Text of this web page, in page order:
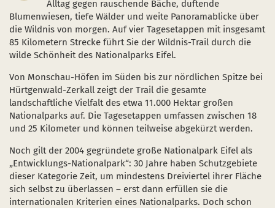
Naturentwicklung
Absterbende Fichten machen Platz für heimische
Der Wolf kehrt zurück
Kinder, Jugendliche und Familien
Schulen und Kitas
Barrierefrei unterwegs
Sternenpark
Erlebnisregion Nationalpark Eifel
Start- und Treffpunkte
Nationalpark-Kitas
Bücher und Karten
Kurzfilme
Afrikanische Schweinepest
FAQ
einem neuen Fenster)
sich in einem neuen Fenster)
sich in einem neuen Fenster)
Alltag gegen rauschende Bäche, duftende
Blumenwiesen, tiefe Wälder und weite Panoramablicke über
die Wildnis von morgen. Auf vier Tagesetappen mit insgesamt
85 Kilometern Strecke führt Sie der Wildnis-Trail durch die
wilde Schönheit des Nationalparks Eifel.
Von Monschau-Höfen im Süden bis zur nördlichen Spitze bei
Hürtgenwald-Zerkall zeigt der Trail die gesamte
landschaftliche Vielfalt des etwa 11.000 Hektar großen
Nationalparks auf. Die Tagesetappen umfassen zwischen 18
und 25 Kilometer und können teilweise abgekürzt werden.
Noch gilt der 2004 gegründete große Nationalpark Eifel als
„Entwicklungs-Nationalpark“: 30 Jahre haben Schutzgebiete
dieser Kategorie Zeit, um mindestens Dreiviertel ihrer Fläche
sich selbst zu überlassen – erst dann erfüllen sie die
internationalen Kriterien eines Nationalparks. Doch schon